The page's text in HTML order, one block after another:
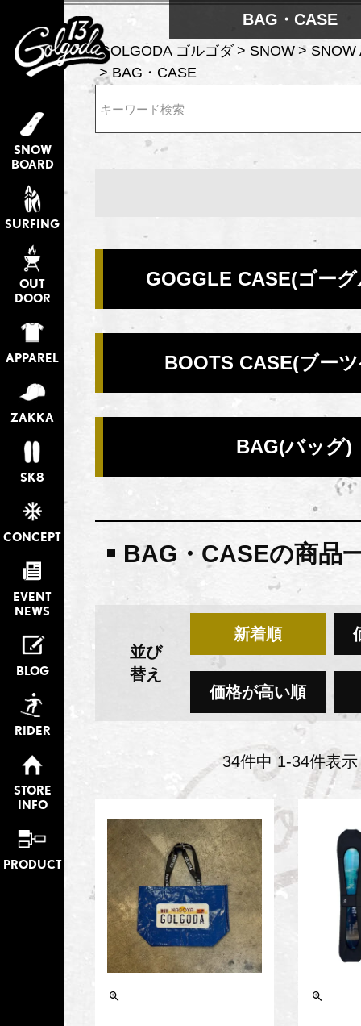
SNOW
BOARD
SURFING
OUT
DOOR
APPAREL
ZAKKA
SK8
CONCEPT
EVENT
NEWS
BLOG
RIDER
STORE
INFO
PRODUCT
BAG・CASE
GOLGODA ゴルゴダ SNOW
SNOW
BAG・CASE
検索
GOGGLE CASE(ゴー
BOOTS CASE(ブー
BAG(バッグ)
BAG・CASEの商品
並び
替え
新着順
価格が高い順
34件中 1-34件表示